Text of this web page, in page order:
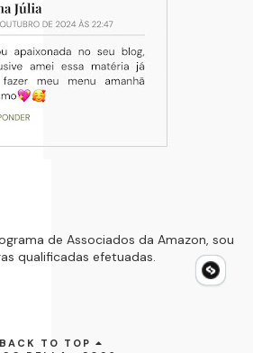
de Associados da Amazon, sou
qualificadas efetuadas.
BACK TO TOP